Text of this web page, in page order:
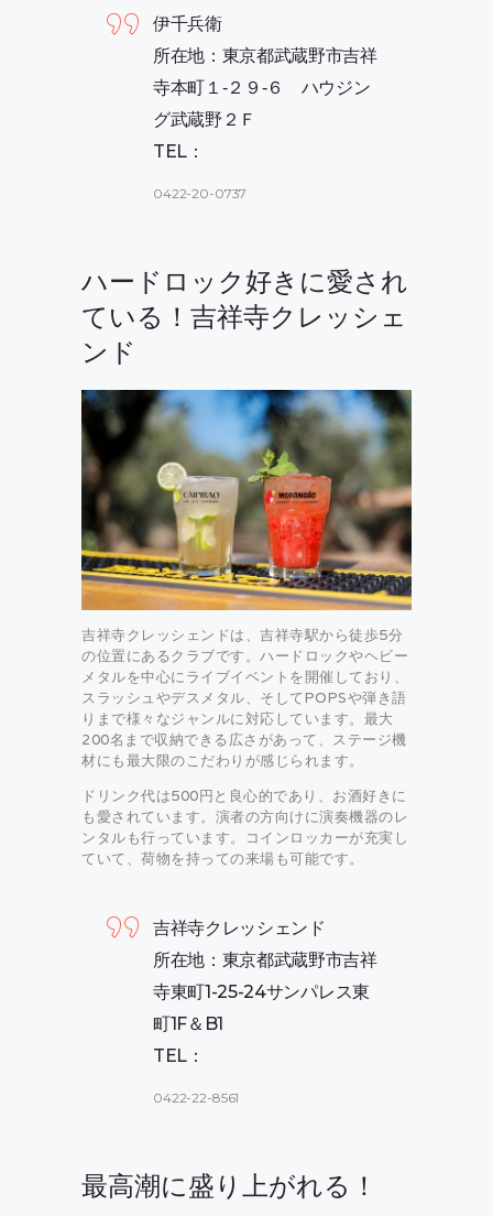
伊千兵衛
所在地：東京都武蔵野市吉祥
寺本町１‐２９‐６ ハウジン
グ武蔵野２Ｆ
TEL：
0422-20-0737
ハードロック好きに愛され
ている！吉祥寺クレッシェ
ンド
吉祥寺クレッシェンドは、吉祥寺駅から徒歩5分
の位置にあるクラブです。ハードロックやヘビー
メタルを中心にライブイベントを開催しており、
スラッシュやデスメタル、そしてPOPSや弾き語
りまで様々なジャンルに対応しています。最大
200名まで収納できる広さがあって、ステージ機
材にも最大限のこだわりが感じられます。
ドリンク代は500円と良心的であり、お酒好きに
も愛されています。演者の方向けに演奏機器のレ
ンタルも行っています。コインロッカーが充実し
ていて、荷物を持っての来場も可能です。
吉祥寺クレッシェンド
所在地：東京都武蔵野市吉祥
寺東町1-25-24サンパレス東
町1F＆B1
TEL：
0422-22-8561
最高潮に盛り上がれる！